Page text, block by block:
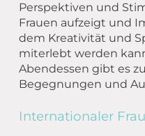
Perspektiven und
Frauen aufzeigt und
dem Kreativität und
miterlebt werden
Abendessen gibt es
Begegnungen und
Internationaler